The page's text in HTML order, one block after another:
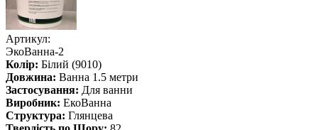
Артикул:
ЭкоВанна-2
Колір: Білий (9010)
Довжина: Ванна 1.5 метри
Застосування: Для ванни
Виробник: ЕкоВанна
Структура: Глянцева